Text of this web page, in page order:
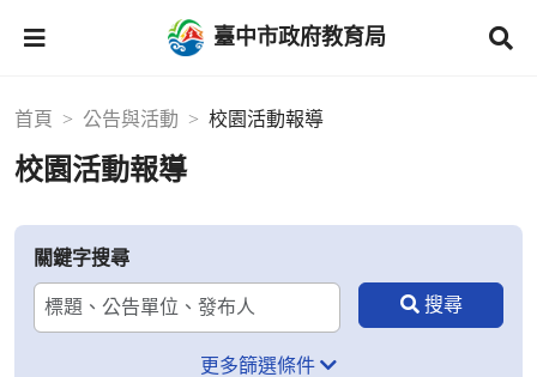
臺中市政府教育局
首頁 公告與活動 校園活動報導
校園活動報導
關鍵字搜尋
更多篩選條件